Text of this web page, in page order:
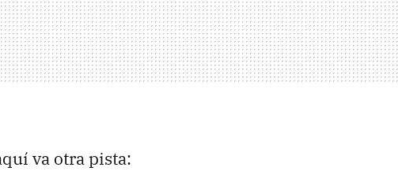
va otra pista: